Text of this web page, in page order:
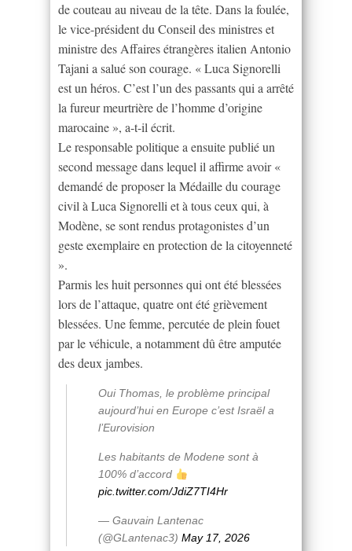
de couteau au niveau de la tête. Dans la foulée,
le vice-président du Conseil des ministres et
ministre des Affaires étrangères italien Antonio
Tajani a salué son courage. « Luca Signorelli
est un héros. C’est l’un des passants qui a arrêté
la fureur meurtrière de l’homme d’origine
marocaine », a-t-il écrit.
Le responsable politique a ensuite publié un
second message dans lequel il affirme avoir «
demandé de proposer la Médaille du courage
civil à Luca Signorelli et à tous ceux qui, à
Modène, se sont rendus protagonistes d’un
geste exemplaire en protection de la citoyenneté
».
Parmis les huit personnes qui ont été blessées
lors de l’attaque, quatre ont été grièvement
blessées. Une femme, percutée de plein fouet
par le véhicule, a notamment dû être amputée
des deux jambes.
Oui Thomas, le problème principal
aujourd’hui en Europe c’est Israël a
l’Eurovision
Les habitants de Modene sont à
100% d’accord
pic.twitter.com/JdiZ7TI4Hr
— Gauvain Lantenac
(@GLantenac3) May 17, 2026